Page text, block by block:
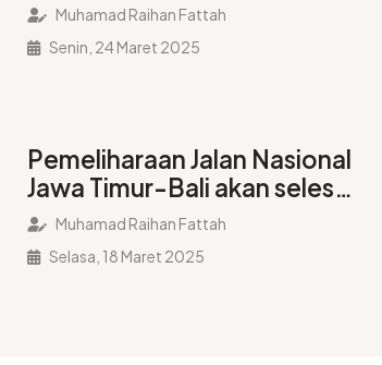
Kenyamanan, dan
Ketertiban Masyarakat
Muhamad Raihan Fattah
Senin, 24 Maret 2025
Pemeliharaan Jalan Nasional
Jawa Timur-Bali akan selesai
H-10 Lebaran
Muhamad Raihan Fattah
Selasa, 18 Maret 2025